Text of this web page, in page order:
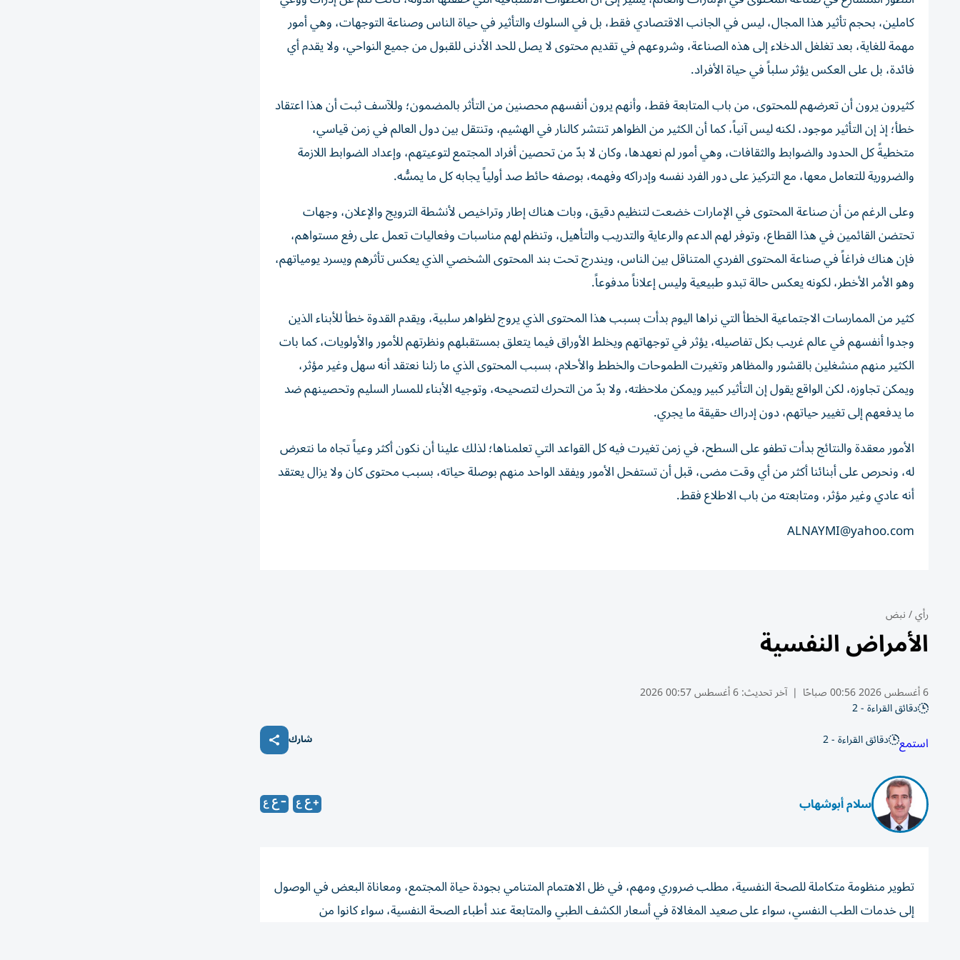
كاملين، بحجم تأثير هذا المجال، ليس في الجانب الاقتصادي فقط، بل في السلوك والتأثير في حياة الناس وصناعة التوجهات، وهي أمور
مهمة للغاية، بعد تغلغل الدخلاء إلى هذه الصناعة، وشروعهم في تقديم محتوى لا يصل للحد الأدنى للقبول من جميع النواحي، ولا يقدم أي
فائدة، بل على العكس يؤثر سلباً في حياة الأفراد.
كثيرون يرون أن تعرضهم للمحتوى، من باب المتابعة فقط، وأنهم يرون أنفسهم محصنين من التأثر بالمضمون؛ وللآسف ثبت أن هذا اعتقاد
خطأ؛ إذ إن التأثير موجود، لكنه ليس آنياً، كما أن الكثير من الظواهر تنتشر كالنار في الهشيم، وتنتقل بين دول العالم في زمن قياسي،
متخطيةً كل الحدود والضوابط والثقافات، وهي أمور لم نعهدها، وكان لا بدّ من تحصين أفراد المجتمع لتوعيتهم، وإعداد الضوابط اللازمة
والضرورية للتعامل معها، مع التركيز على دور الفرد نفسه وإدراكه وفهمه، بوصفه حائط صد أولياً يجابه كل ما يمسُّه.
وعلى الرغم من أن صناعة المحتوى في الإمارات خضعت لتنظيم دقيق، وبات هناك إطار وتراخيص لأنشطة الترويج والإعلان، وجهات
تحتضن القائمين في هذا القطاع، وتوفر لهم الدعم والرعاية والتدريب والتأهيل، وتنظم لهم مناسبات وفعاليات تعمل على رفع مستواهم،
فإن هناك فراغاً في صناعة المحتوى الفردي المتناقل بين الناس، ويندرج تحت بند المحتوى الشخصي الذي يعكس تأثرهم ويسرد يومياتهم،
وهو الأمر الأخطر، لكونه يعكس حالة تبدو طبيعية وليس إعلاناً مدفوعاً.
كثير من الممارسات الاجتماعية الخطأ التي نراها اليوم بدأت بسبب هذا المحتوى الذي يروج لظواهر سلبية، ويقدم القدوة خطأ للأبناء الذين
وجدوا أنفسهم في عالم غريب بكل تفاصيله، يؤثر في توجهاتهم ويخلط الأوراق فيما يتعلق بمستقبلهم ونظرتهم للأمور والأولويات، كما بات
الكثير منهم منشغلين بالقشور والمظاهر وتغيرت الطموحات والخطط والأحلام، بسبب المحتوى الذي ما زلنا نعتقد أنه سهل وغير مؤثر،
ويمكن تجاوزه، لكن الواقع يقول إن التأثير كبير ويمكن ملاحظته، ولا بدّ من التحرك لتصحيحه، وتوجيه الأبناء للمسار السليم وتحصينهم ضد
ما يدفعهم إلى تغيير حياتهم، دون إدراك حقيقة ما يجري.
الأمور معقدة والنتائج بدأت تطفو على السطح، في زمن تغيرت فيه كل القواعد التي تعلمناها؛ لذلك علينا أن نكون أكثر وعياً تجاه ما نتعرض
له، ونحرص على أبنائنا أكثر من أي وقت مضى، قبل أن تستفحل الأمور ويفقد الواحد منهم بوصلة حياته، بسبب محتوى كان ولا يزال يعتقد
أنه عادي وغير مؤثر، ومتابعته من باب الاطلاع فقط.
ALNAYMI@yahoo.com
رأي/نبض
الأمراض النفسية
6 أغسطس 2026 00:56 صباحًا | آخر تحديث:6 أغسطس 00:57 2026
دقائق القراءة - 2
استمع دقائق القراءة - 2 شارك
سلام أبوشهاب
إلى خدمات الطب النفسي، سواء على صعيد المغالاة في أسعار الكشف الطبي والمتابعة عند أطباء الصحة النفسية، سواء كانوا من
الاختصاصيين أو الاستشاريين، والتكلفة العالية لأسعار الأدوية النفسية مقارنة بأسعار الأدوية الأخرى، ما يجعل بعض مرضى الطب النفسي